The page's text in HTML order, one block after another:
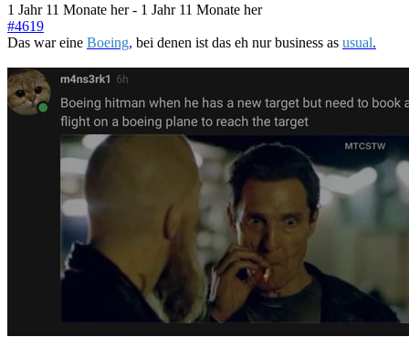
1 Jahr 11 Monate her- 1 Jahr 11 Monate her
#4619
Das war eine Boeing, bei denen ist das eh nur business as usual.